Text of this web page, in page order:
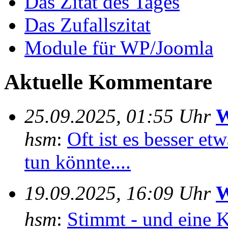
Das Zufallszitat
Module für WP/Joomla
Aktuelle Kommentare
25.09.2025, 01:55 Uhr
hsm: Oft ist es besser
tun könnte....
19.09.2025, 16:09 Uhr
hsm: Stimmt - und eine